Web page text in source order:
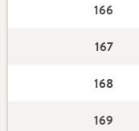
166
167
168
169